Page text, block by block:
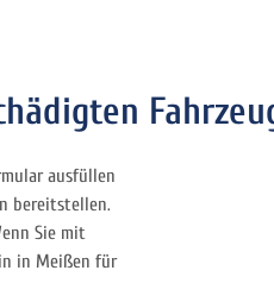
ausfüllen
bereitstellen.
Sie mit
in Meißen für